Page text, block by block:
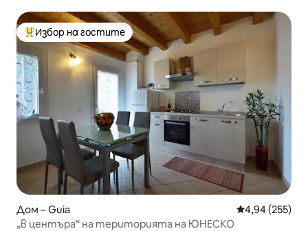
Най-популярен избор на гостите
Избор на гостите
Дом – Guia Средна
4,94 (255)
„в центъра“ на територията на ЮНЕСКО